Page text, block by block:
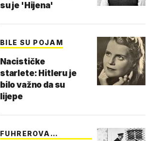
su je 'Hijena'
BILE SU POJAM
Nacističke
starlete: Hitleru je
bilo važno da su
lijepe
FUHREROVA